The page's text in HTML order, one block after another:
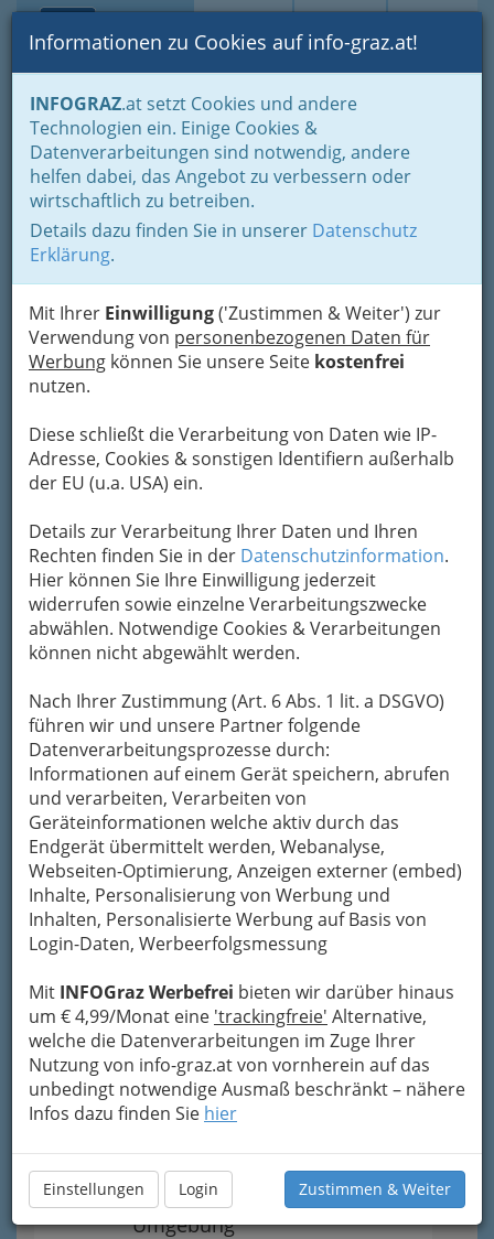
Suche Login Toggle
Informationen zu Cookies auf info-graz.at!
INFOGRAZ.at setzt Cookies und andere
Technologien ein. Einige Cookies &
Datenverarbeitungen sind notwendig, andere
helfen dabei, das Angebot zu verbessern oder
wirtschaftlich zu betreiben.
Details dazu finden Sie in unserer Datenschutz
Erklärung.
Mit Ihrer Einwilligung('Zustimmen & Weiter') zur
Verwendung von personenbezogenen Daten für
Werbung können Sie unsere Seite kostenfrei
nutzen.
Diese schließt die Verarbeitung von Daten wie IP-
Adresse, Cookies & sonstigen Identifiern außerhalb
der EU (u.a. USA) ein.
Details zur Verarbeitung Ihrer Daten und Ihren
Rechten finden Sie in der Datenschutzinformation.
Hier können Sie Ihre Einwilligung jederzeit
widerrufen sowie einzelne Verarbeitungszwecke
abwählen. Notwendige Cookies & Verarbeitungen
können nicht abgewählt werden.
Nach Ihrer Zustimmung (Art. 6 Abs. 1 lit. a DSGVO)
führen wir und unsere Partner folgende
Datenverarbeitungsprozesse durch:
Informationen auf einem Gerät speichern, abrufen
und verarbeiten, Verarbeiten von
Geräteinformationen welche aktiv durch das
Endgerät übermittelt werden, Webanalyse,
Webseiten-Optimierung, Anzeigen externer (embed)
Inhalte, Personalisierung von Werbung und
Inhalten, Personalisierte Werbung auf Basis von
Login-Daten, Werbeerfolgsmessung
Mit INFOGraz Werbefrei bieten wir darüber hinaus
um € 4,99/Monat eine 'trackingfreie' Alternative,
welche die Datenverarbeitungen im Zuge Ihrer
Nutzung von info-graz.at von vornherein auf das
unbedingt notwendige Ausmaß beschränkt – nähere
Infos dazu finden Sie hier
Einstellungen Login Zustimmen & Weiter
Home Branchen
Einkaufen & Schenken - der Handel
Der Handel nach WKO-Gliederung
Landesgremium des Fahrzeughandels
Handel mit Automobilen und Motorrädern einschließlich
Bereifung, Zubehör und Ersatzteilen
Anuta Adrian Cristinel
Tiergartenweg 14, 8055 Graz
Karte
Adresse mit Google Maps anschauen
Navigation
Handel mit Automobilen und
Motorrädern einschließlich Bereifung,
Zubehör und Ersatzteilen
Einzelhandel mit Automobilen
Autoreifen, Motorrad-Reifen -
Fachhandel in Graz und
Umgebung